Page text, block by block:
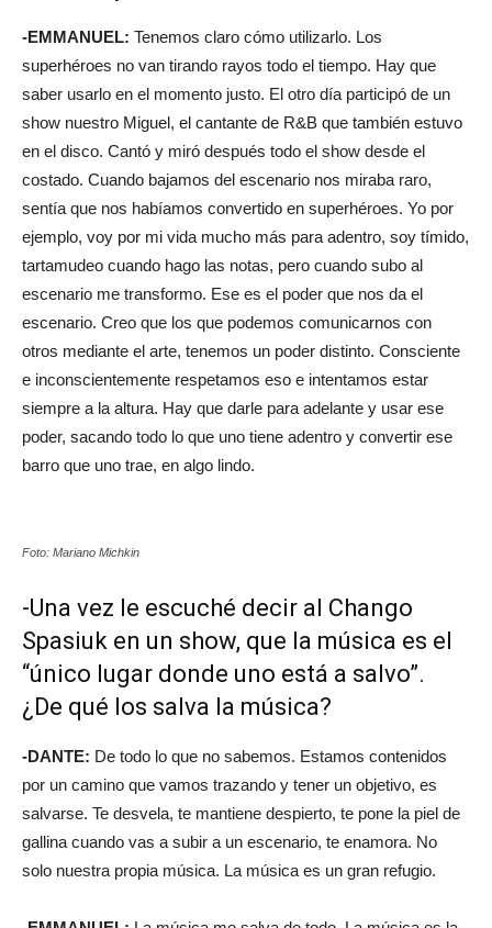
-EMMANUEL: Tenemos claro cómo utilizarlo. Los
superhéroes no van tirando rayos todo el tiempo. Hay que
saber usarlo en el momento justo. El otro día participó de un
show nuestro Miguel, el cantante de R&B que también estuvo
en el disco. Cantó y miró después todo el show desde el
costado. Cuando bajamos del escenario nos miraba raro,
sentía que nos habíamos convertido en superhéroes. Yo por
ejemplo, voy por mi vida mucho más para adentro, soy tímido,
tartamudeo cuando hago las notas, pero cuando subo al
escenario me transformo. Ese es el poder que nos da el
escenario. Creo que los que podemos comunicarnos con
otros mediante el arte, tenemos un poder distinto. Consciente
e inconscientemente respetamos eso e intentamos estar
siempre a la altura. Hay que darle para adelante y usar ese
poder, sacando todo lo que uno tiene adentro y convertir ese
barro que uno trae, en algo lindo.
Foto: Mariano Michkin
-Una vez le escuché decir al Chango
Spasiuk en un show, que la música es el
“único lugar donde uno está a salvo”.
¿De qué los salva la música?
-DANTE: De todo lo que no sabemos. Estamos contenidos
por un camino que vamos trazando y tener un objetivo, es
salvarse. Te desvela, te mantiene despierto, te pone la piel de
gallina cuando vas a subir a un escenario, te enamora. No
solo nuestra propia música. La música es un gran refugio.